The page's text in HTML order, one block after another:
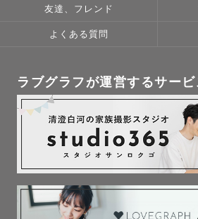
友達、フレンド
よくある質問
ラブグラフが運営するサービ